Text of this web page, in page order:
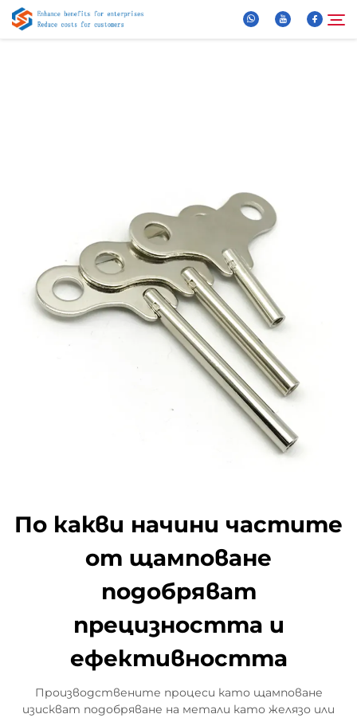
Видео
Контактирайте Нас
По какви начини частите
от щамповане
подобряват
прецизността и
ефективността
Производствените процеси като щамповане
изискват подобряване на метали като желязо или